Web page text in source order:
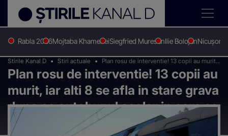
Rabla 2026Mojtaba KhameneiSiegfried MuresanIlie BolojanNicușor
Stirile Kanal D Stiri actuale
Plan rosu de interventie! 13 copii au murit,
iar alti 8 se afla in stare grava dupa ce
autobuzul scolar in care se aflau a fost
lovit de un tren
Plan rosu de interventie! 13 copii au
murit, iar alti 8 se afla in stare grava
dupa ce autobuzul scolar in care se
aflau a fost lovit de un tren